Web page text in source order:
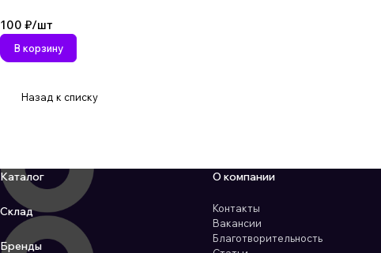
100 ₽/шт
В корзину
Назад к списку
Каталог
Склад
Бренды
О компании
Контакты
Вакансии
Благотворительность